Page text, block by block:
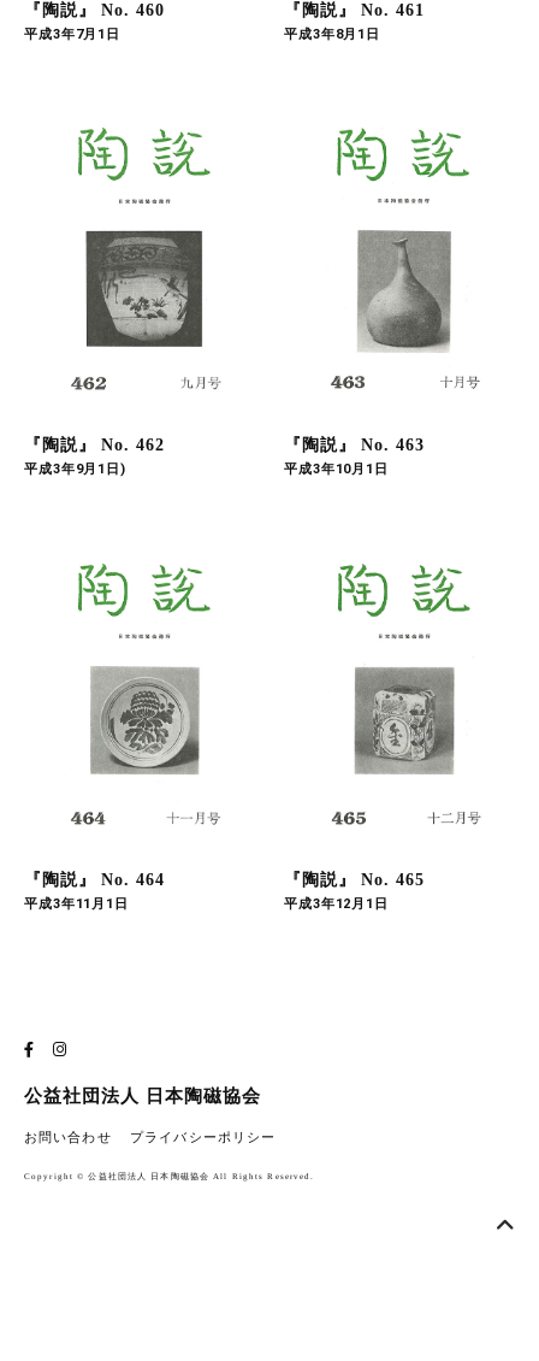
『陶説』 No. 460
平成3年7月1日
『陶説』 No. 461
平成3年8月1日
『陶説』 No. 462
平成3年9月1日)
『陶説』 No. 463
平成3年10月1日
『陶説』 No. 464
平成3年11月1日
『陶説』 No. 465
平成3年12月1日
公益社団法人 日本陶磁協会
お問い合わせ プライバシーポリシー
Copyright © 公益社団法人 日本陶磁協会 All Rights Reserved.